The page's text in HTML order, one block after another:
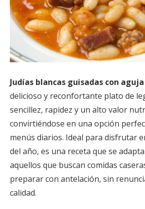
Judías blancas guisadas con
delicioso y reconfortante plato de
sencillez, rapidez y un alto valor
convirtiéndose en una opción
menús diarios. Ideal para disfrutar
del año, es una receta que se
aquellos que buscan comidas
preparar con antelación, sin
calidad.